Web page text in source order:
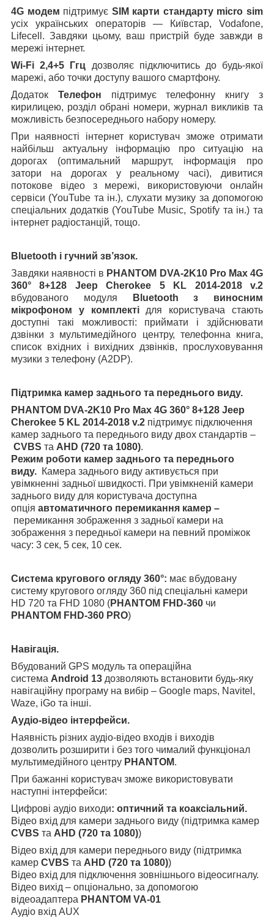
4G модем підтримує SIM карти стандарту micro sim
усіх українських операторів — Київстар, Vodafone,
Lifecell. Завдяки цьому, ваш пристрій буде завжди в
мережі інтернет.
Wi-Fi 2,4+5 Ггц дозволяє підключитись до будь-якої
марежі, або точки доступу вашого смартфону.
Додаток Телефон підтримує телефонну книгу з
кирилицею, розділ обрані номери, журнал викликів та
можливість безпосереднього набору номеру.
При наявності інтернет користувач зможе отримати
найбільш актуальну інформацію про ситуацію на
дорогах (оптимальний маршрут, інформація про
затори на дорогах у реальному часі), дивитися
потокове відео з мережі, використовуючи онлайн
сервіси (YouTube та ін.), слухати музику за допомогою
спеціальних додатків (YouTube Music, Spotify та ін.) та
інтернет радіостанцій, тощо.
Bluetooth і гучний зв’язок.
Завдяки наявності в PHANTOM DVA-2K10Pro Max 4G
360° 8+128 Jeep Cherokee 5 KL 2014-2018 v.2
вбудованого модуля
Bluetooth з виносним
мікрофоном
у комплектідля користувача стають
доступні такі можливості: приймати і здійснювати
дзвінки з мультимедійного центру, телефонна книга,
список вхідних і вихідних дзвінків, прослуховування
музики з телефону (A2DP).
Підтримка камер заднього та переднього виду.
PHANTOM DVA-2K10 Pro Max 4G 360° 8+128 Jeep
Cherokee 5 KL 2014-2018 v.2 підтримує підключення
камер заднього та переднього виду двох стандартів –
CVBS та AHD (720 та 1080).
Режим роботи камер заднього та переднього
виду. Камера заднього виду активується при
увімкненні задньої швидкості. При увімкненій камери
заднього виду для користувача доступна
опція автоматичного перемикання камер –
перемикання зображення з задньої камери на
зображення з передньої камери на певний проміжок
часу: 3 сек, 5 сек, 10 сек.
Система кругового огляду 360°: має вбудовану
систему кругового огляду 360 під спеціальні камери
HD 720 та FHD 1080 (PHANTOM FHD-360 чи
PHANTOM FHD-360 PRO)
Навігація.
Вбудований GPS модуль та операційна
система Android 13 дозволяють встановити будь-яку
навігаційну програму на вибір – Google maps, Navitel,
Waze, iGo та інші.
Аудіо-відео інтерфейси.
Наявність різних аудіо-відео входів і виходів
дозволить розширити і без того чималий функціонал
мультимедійного центру PHANTOM.
При бажанні користувач зможе використовувати
наступні інтерфейси:
Цифрові аудіо виходи: оптичний та коаксіальний.
Відео вхід для камери заднього виду (підтримка камер
CVBS та AHD (720 та 1080))
Відео вхід для камери переднього виду (підтримка
камер CVBS та AHD (720 та 1080))
Відео вхід для підключення зовнішнього відеосигналу.
Відео вихід – опціонально, за допомогою
відеоадаптера PHANTOM VA-01
Аудіо вхід AUX